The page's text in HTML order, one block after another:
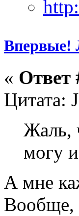
Впервые!
« Ответ
Цитата:
Жаль,
могу
А мне
Вообще,